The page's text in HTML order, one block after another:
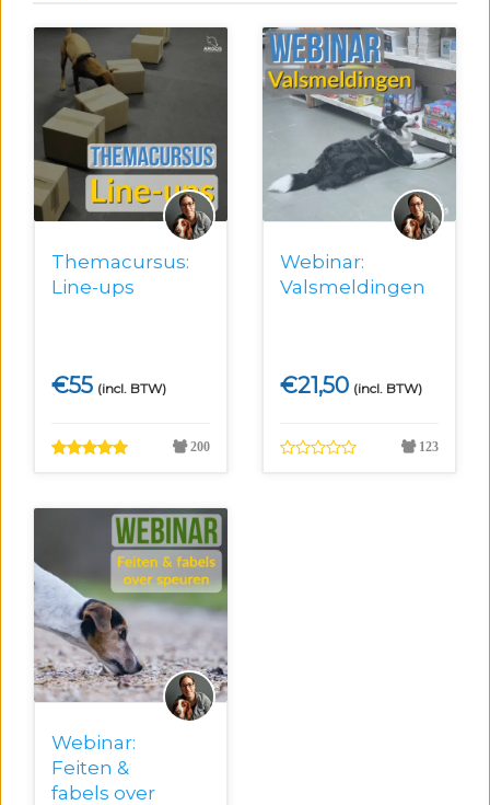
Themacursus:
Line-ups
€55 (incl. BTW)
200
Webinar:
Valsmeldingen
€21,50 (incl. BTW)
123
Webinar:
Feiten &
fabels over